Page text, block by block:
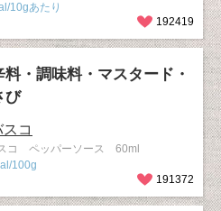
10gあたり
192419
料・調味料・マスタード・
び
スコ
コ ペッパーソース 60ml
100g
191372